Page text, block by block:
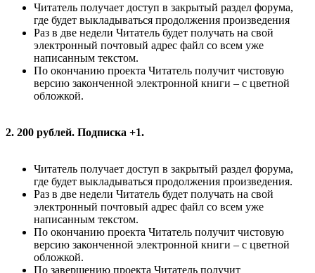
Читатель получает доступ в закрытый раздел форума,
где будет выкладываться продолжения произведения
Раз в две недели Читатель будет получать на свой
электронный почтовый адрес файл со всем уже
написанным текстом.
По окончанию проекта Читатель получит чистовую
версию законченной электронной книги – с цветной
обложкой.
2. 200 рублей. Подписка +1.
Читатель получает доступ в закрытый раздел форума,
где будет выкладываться продолжения произведения.
Раз в две недели Читатель будет получать на свой
электронный почтовый адрес файл со всем уже
написанным текстом.
По окончанию проекта Читатель получит чистовую
версию законченной электронной книги – с цветной
обложкой.
По завершению проекта Читатель получит